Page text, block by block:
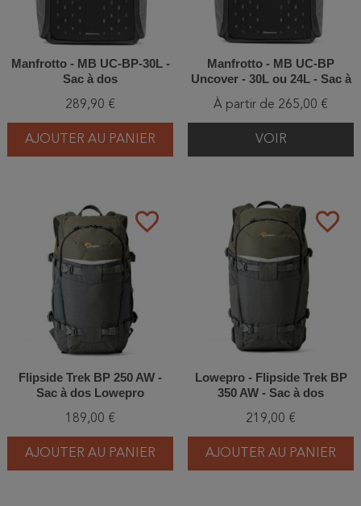
Manfrotto - MB UC-BP-30L -
Sac à dos
289,90 €
AJOUTER AU PANIER
Manfrotto - MB UC-BP
Uncover - 30L ou 24L - Sac à
À partir de 265,00 €
VOIR
favorite_border
Flipside Trek BP 250 AW -
Sac à dos Lowepro
189,00 €
AJOUTER AU PANIER
favorite_border
Lowepro - Flipside Trek BP
350 AW - Sac à dos
219,00 €
AJOUTER AU PANIER